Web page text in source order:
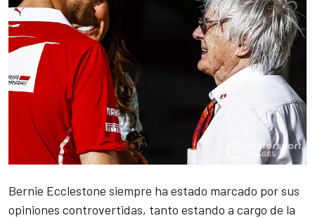
Bernie Ecclestone siempre ha estado marcado por sus
opiniones controvertidas, tanto estando a cargo de la